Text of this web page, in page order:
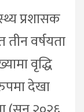
प्रशासक
वर्षयता
वृद्धि
देखा